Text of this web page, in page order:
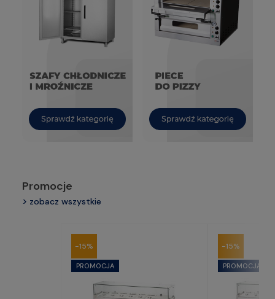
Promocje
zobacz wszystkie
-15% -15%